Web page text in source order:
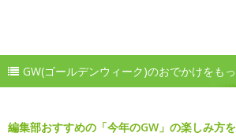
GW(ゴールデンウィーク)のおでかけをも
編集部おすすめの「今年のGW」の楽しみ方